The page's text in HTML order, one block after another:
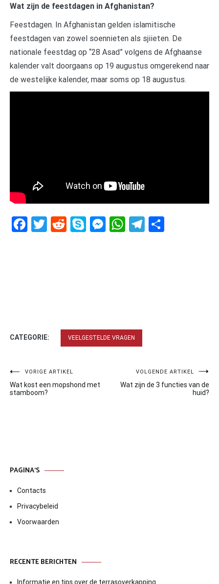
Wat zijn de feestdagen in Afghanistan?
Feestdagen. In Afghanistan gelden islamitische
feestdagen van zowel soennieten als sjiieten. De
nationale feestdag op “28 Asad” volgens de Afghaanse
kalender valt doorgaans op 19 augustus omgerekend naar
de westelijke kalender, maar soms op 18 augustus.
Facebook
Twitter
RedditSkypeMessenger
WhatsApp
Telegram
CATEGORIE: VEELGESTELDE VRAGEN
Bericht
navigatie
VORIGE ARTIKEL
Wat kost een mopshond met
stamboom?
VOLGENDE ARTIKEL
Wat zijn de 3 functies van de
huid?
PAGINA’S
Contacts
Privacybeleid
Voorwaarden
RECENTE BERICHTEN
Informatie en tips over de terrasoverkapping